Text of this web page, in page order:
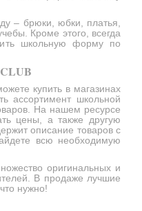
– брюки, юбки, платья,
Кроме этого, всегда
школьную форму по
купить в магазинах
ассортимент школьной
На нашем ресурсе
цены, а также другую
описание товаров с
всю необходимую
оригинальных и
В продаже лучшие
нужно!